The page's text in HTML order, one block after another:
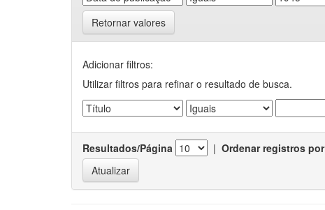
Retornar valores
Adicionar filtros:
Utilizar filtros para refinar o resultado de busca.
Resultados/Página | Ordenar registros por